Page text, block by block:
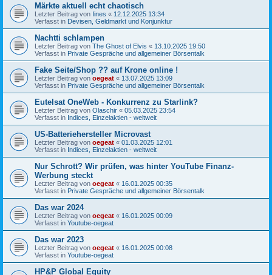
Märkte aktuell echt chaotisch
Letzter Beitrag von Iines « 12.12.2025 13:34
Verfasst in Devisen, Geldmarkt und Konjunktur
Nachtti schlampen
Letzter Beitrag von The Ghost of Elvis « 13.10.2025 19:50
Verfasst in Private Gespräche und allgemeiner Börsentalk
Fake Seite/Shop ?? auf Krone online !
Letzter Beitrag von oegeat « 13.07.2025 13:09
Verfasst in Private Gespräche und allgemeiner Börsentalk
Eutelsat OneWeb - Konkurrenz zu Starlink?
Letzter Beitrag von Olaschir « 05.03.2025 23:54
Verfasst in Indices, Einzelaktien - weltweit
US-Batteriehersteller Microvast
Letzter Beitrag von oegeat « 01.03.2025 12:01
Verfasst in Indices, Einzelaktien - weltweit
Nur Schrott? Wir prüfen, was hinter YouTube Finanz-
Werbung steckt
Letzter Beitrag von oegeat « 16.01.2025 00:35
Verfasst in Private Gespräche und allgemeiner Börsentalk
Das war 2024
Letzter Beitrag von oegeat « 16.01.2025 00:09
Verfasst in Youtube-oegeat
Das war 2023
Letzter Beitrag von oegeat « 16.01.2025 00:08
Verfasst in Youtube-oegeat
HP&P Global Equity